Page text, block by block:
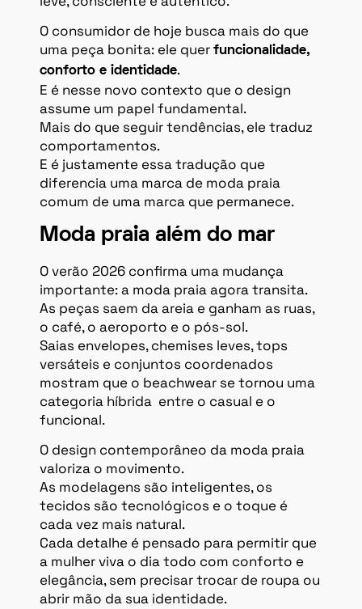
O consumidor de hoje busca mais do que
uma peça bonita: ele quer funcionalidade,
conforto e identidade.
E é nesse novo contexto que o design
assume um papel fundamental.
Mais do que seguir tendências, ele traduz
comportamentos.
E é justamente essa tradução que
diferencia uma marca de moda praia
comum de uma marca que permanece.
Moda praia além do mar
O verão 2026 confirma uma mudança
importante: a moda praia agora transita.
As peças saem da areia e ganham as ruas,
o café, o aeroporto e o pós-sol.
Saias envelopes, chemises leves, tops
versáteis e conjuntos coordenados
mostram que o beachwear se tornou uma
categoria híbrida entre o casual e o
funcional.
O design contemporâneo da moda praia
valoriza o movimento.
As modelagens são inteligentes, os
tecidos são tecnológicos e o toque é
cada vez mais natural.
Cada detalhe é pensado para permitir que
a mulher viva o dia todo com conforto e
elegância, sem precisar trocar de roupa ou
abrir mão da sua identidade.